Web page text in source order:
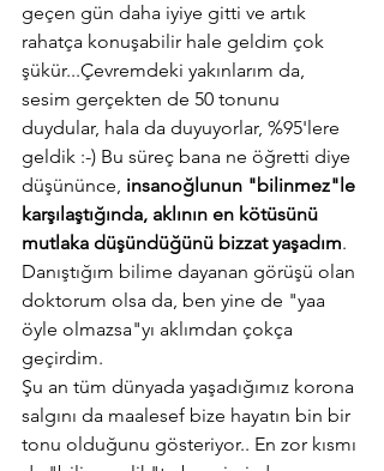
geçen gün daha iyiye gitti ve artık
rahatça konuşabilir hale geldim çok
şükür...Çevremdeki yakınlarım da,
sesim gerçekten de 50 tonunu
duydular, hala da duyuyorlar, %95'lere
geldik :-) Bu süreç bana ne öğretti diye
düşününce, insanoğlunun "bilinmez"le
karşılaştığında, aklının en kötüsünü
mutlaka düşündüğünü bizzat yaşadım.
Danıştığım bilime dayanan görüşü olan
doktorum olsa da, ben yine de "yaa
öyle olmazsa"yı aklımdan çokça
geçirdim.
Şu an tüm dünyada yaşadığımız korona
salgını da maalesef bize hayatın bin bir
tonu olduğunu gösteriyor.. En zor kısmı